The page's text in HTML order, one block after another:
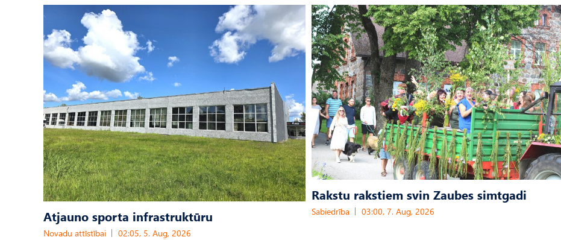
Atjauno sporta infrastruktūru
Novadu attīstībai 02:05, 5. Aug, 2026
Rakstu rakstiem svin Zaubes simtgadi
Sabiedrība 03:00, 7. Aug, 2026